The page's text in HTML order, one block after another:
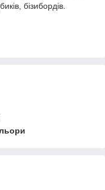
бізибордів.